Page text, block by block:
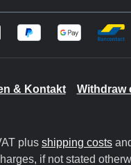
& Kontakt Withdraw
plus shipping costs
if not stated